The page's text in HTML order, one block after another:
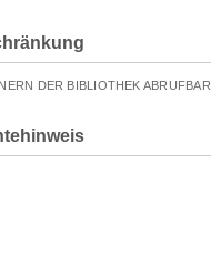
DER BIBLIOTHEK ABRUFBAR